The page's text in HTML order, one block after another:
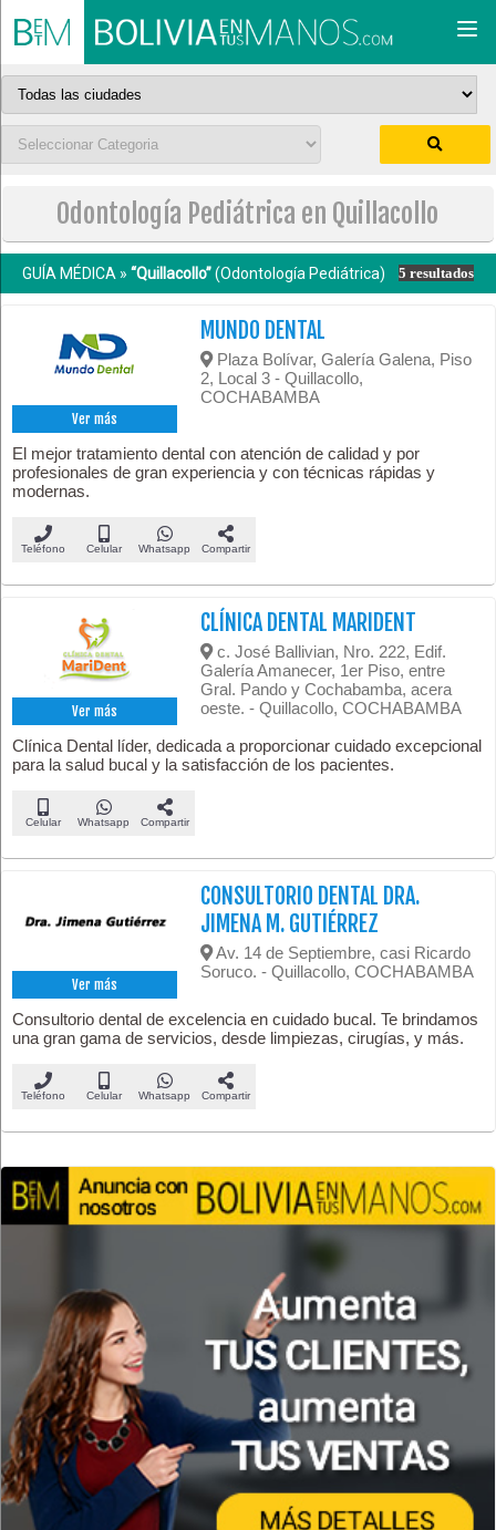
Odontología Pediátrica en Quillacollo
GUÍA MÉDICA » “Quillacollo”(Odontología Pediátrica) 5 resultados
Ver más
MUNDO DENTAL
Plaza Bolívar, Galería Galena, Piso
2, Local 3 - Quillacollo,
COCHABAMBA
El mejor tratamiento dental con atención de calidad y por
profesionales de gran experiencia y con técnicas rápidas y
modernas.
Teléfono Celular Whatsapp Compartir
Ver más
CLÍNICA DENTAL MARIDENT
c. José Ballivian, Nro. 222, Edif.
Galería Amanecer, 1er Piso, entre
Gral. Pando y Cochabamba, acera
oeste. - Quillacollo, COCHABAMBA
Clínica Dental líder, dedicada a proporcionar cuidado excepcional
para la salud bucal y la satisfacción de los pacientes.
Celular Whatsapp Compartir
Ver más
CONSULTORIO DENTAL DRA.
JIMENA M. GUTIÉRREZ
Av. 14 de Septiembre, casi Ricardo
Soruco. - Quillacollo, COCHABAMBA
Consultorio dental de excelencia en cuidado bucal. Te brindamos
una gran gama de servicios, desde limpiezas, cirugías, y más.
Teléfono Celular Whatsapp Compartir